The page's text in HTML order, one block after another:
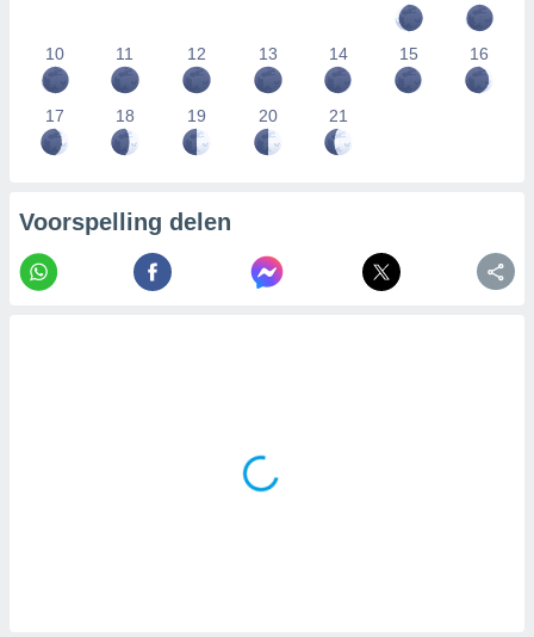
10 11 12 13 14 15 16
17 18 19 20 21
Voorspelling delen